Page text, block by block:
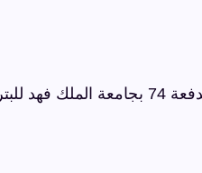
شركة ترفيه الشرقية تنظم حفل اليوبيل الذهبي